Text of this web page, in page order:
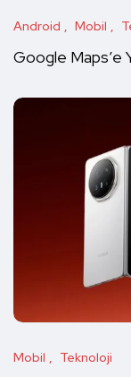
Android Mobil
Google Maps’e
Mobil Teknoloji